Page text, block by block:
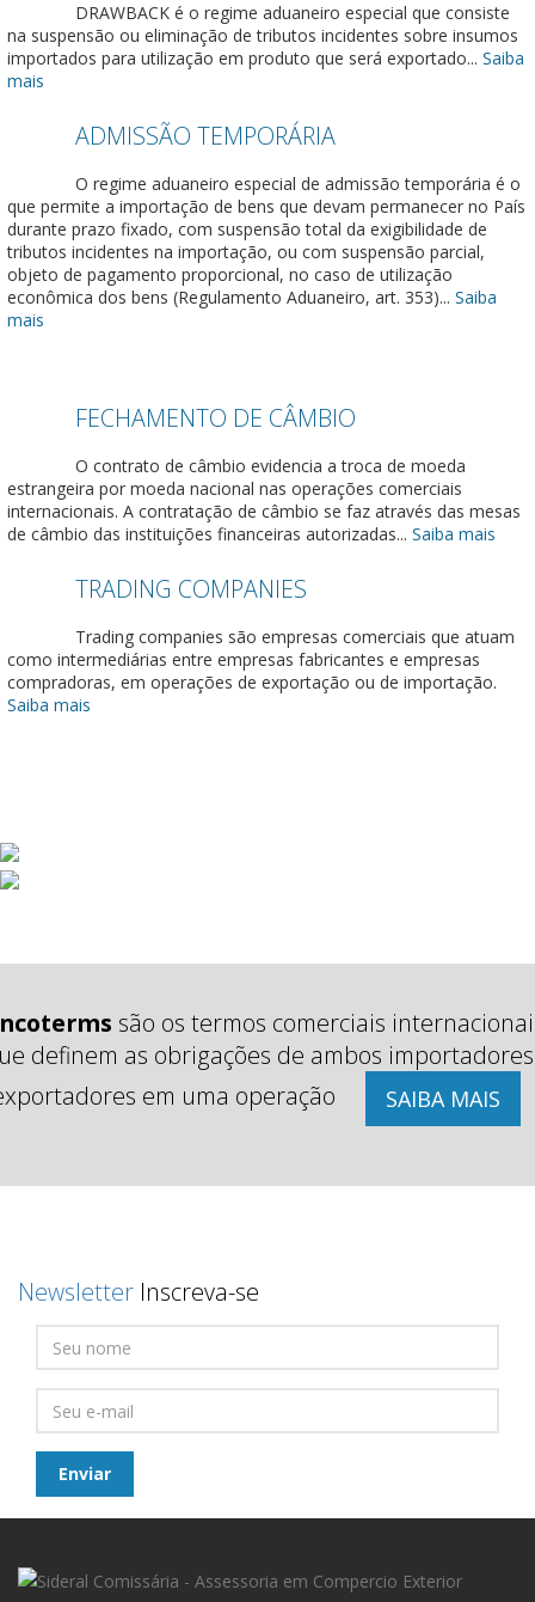
DRAWBACK é o regime aduaneiro especial que consiste
na suspensão ou eliminação de tributos incidentes sobre insumos
importados para utilização em produto que será exportado... Saiba
mais
ADMISSÃO TEMPORÁRIA
O regime aduaneiro especial de admissão temporária é o
que permite a importação de bens que devam permanecer no País
durante prazo fixado, com suspensão total da exigibilidade de
tributos incidentes na importação, ou com suspensão parcial,
objeto de pagamento proporcional, no caso de utilização
econômica dos bens (Regulamento Aduaneiro, art. 353)... Saiba
mais
FECHAMENTO DE CÂMBIO
O contrato de câmbio evidencia a troca de moeda
estrangeira por moeda nacional nas operações comerciais
internacionais. A contratação de câmbio se faz através das mesas
de câmbio das instituições financeiras autorizadas... Saiba mais
TRADING COMPANIES
Trading companies são empresas comerciais que atuam
como intermediárias entre empresas fabricantes e empresas
compradoras, em operações de exportação ou de importação.
Saiba mais
são os termos comerciais
definem as obrigações de ambos
em uma operação
SAIBA MAIS
Newsletter Inscreva-se